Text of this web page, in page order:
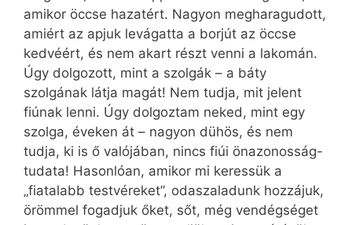
amikor öccse hazatért. Nagyon megharagudott,
amiért az apjuk levágatta a borjút az öccse
kedvéért, és nem akart részt venni a lakomán.
Úgy dolgozott, mint a szolgák – a báty
szolgának látja magát! Nem tudja, mit jelent
fiúnak lenni. Úgy dolgoztam neked, mint egy
szolga, éveken át – nagyon dühös, és nem
tudja, ki is ő valójában, nincs fiúi önazonosság-
tudata! Hasonlóan, amikor mi keressük a
„fiatalabb testvéreket”, odaszaladunk hozzájuk,
örömmel fogadjuk őket, sőt, még vendégséget